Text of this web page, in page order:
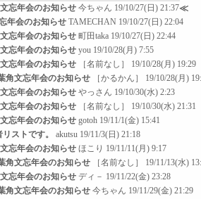
忘年会のお知らせ 今ちゃん 19/10/27(日) 21:37≪
年会のお知らせ TAMECHAN 19/10/27(日) 22:04
忘年会のお知らせ 町田taka 19/10/27(日) 22:44
忘年会のお知らせ you 19/10/28(月) 7:55
忘年会のお知らせ
［名前なし］
19/10/28(月) 19:29
角文忘年会のお知らせ
［かるかん］
19/10/28(月)
忘年会のお知らせ やっさん 19/10/30(水) 2:23
忘年会のお知らせ
［名前なし］
19/10/30(水) 21:31
忘年会のお知らせ gotoh 19/11/1(金) 15:41
ストです。
akutsu 19/11/3(日) 21:18
忘年会のお知らせ ほこり 19/11/11(月) 9:17
角文忘年会のお知らせ
［名前なし］
19/11/13(水)
忘年会のお知らせ ディ－ 19/11/22(金) 23:28
角文忘年会のお知らせ 今ちゃん 19/11/29(金) 21:29